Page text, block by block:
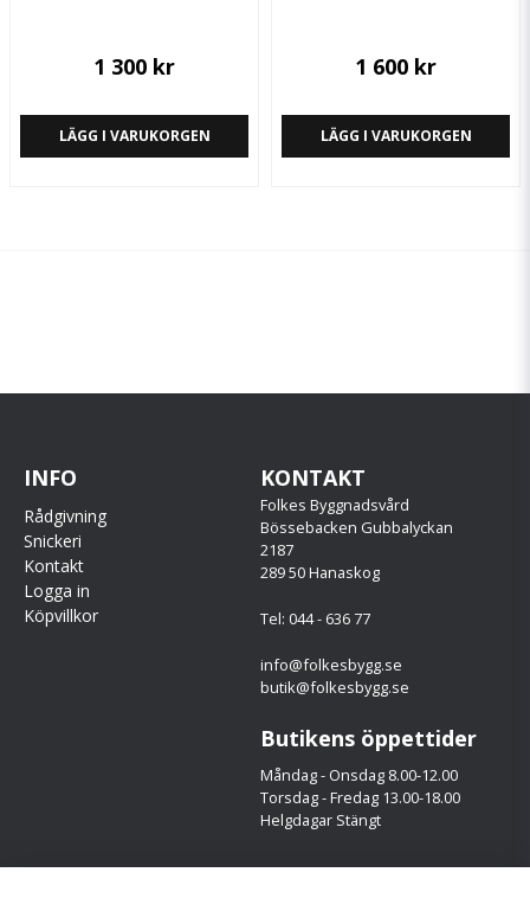
1 300 kr
LÄGG I VARUKORGEN
1 600 kr
LÄGG I VARUKORGEN
INFO
Rådgivning
Snickeri
Kontakt
Logga in
Köpvillkor
KONTAKT
Folkes Byggnadsvård
Bössebacken Gubbalyckan
2187
289 50 Hanaskog
Tel: 044 - 636 77
info@folkesbygg.se
butik@folkesbygg.se
Butikens öppettider
Måndag - Onsdag 8.00-12.00
Torsdag - Fredag 13.00-18.00
Helgdagar Stängt